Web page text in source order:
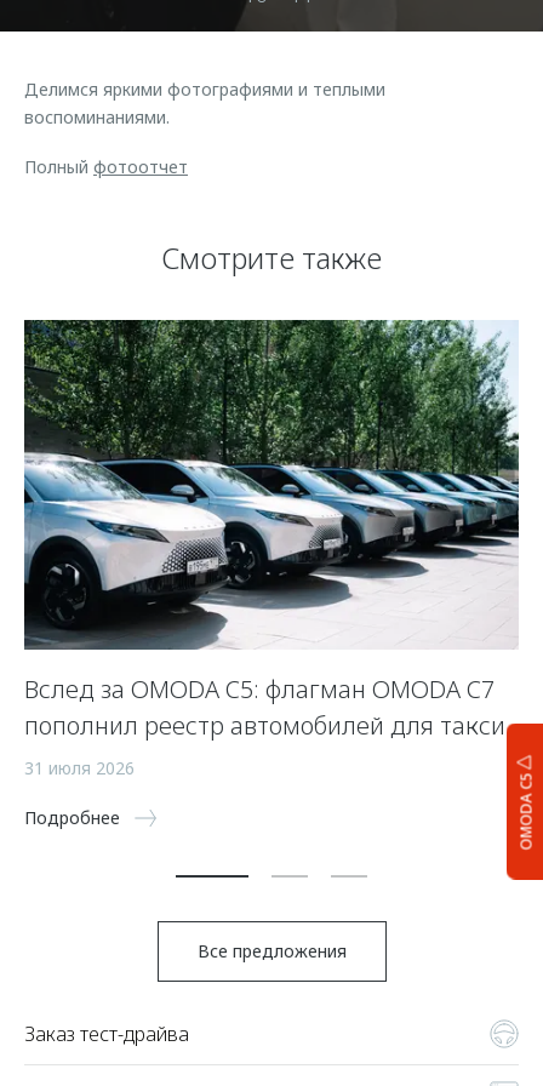
OMODA C5
Делимся яркими фотографиями и теплыми
воспоминаниями.
Полный фотоотчет
Смотрите также
Вслед за OMODA C5: флагман OMODA C7
пополнил реестр автомобилей для такси
31 июля 2026
Подробнее
5
Все предложения
Заказ тест-драйва